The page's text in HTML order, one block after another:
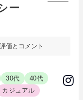
ー
評価とコメント
30代
40代
カジュアル